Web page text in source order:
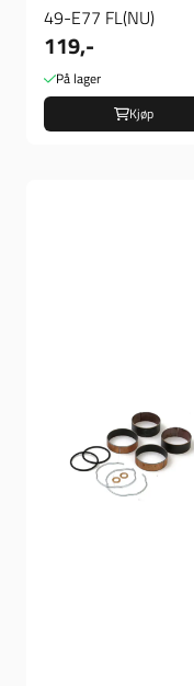
49-E77 FL(NU)
119,-
På lager
Kjøp